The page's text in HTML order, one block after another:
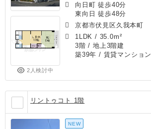
2人検討中
向日町 徒歩40分
東向日 徒歩48分
京都市伏見区久我本町
1LDK / 35.0m²
3階 / 地上3階建
築39年 / 賃貸マンション
リントゥコト 1階
NEW